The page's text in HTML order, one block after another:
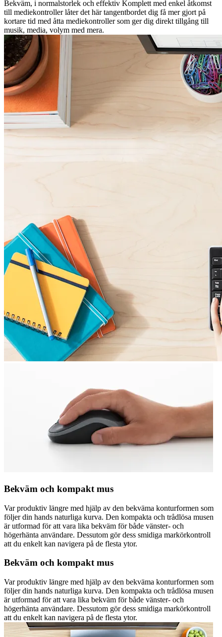
Bekväm, i normalstorlek och effektiv Komplett med enkel åtkomst
till mediekontroller låter det här tangentbordet dig få mer gjort på
kortare tid med åtta mediekontroller som ger dig direkt tillgång till
musik, media, volym med mera.
Bekväm och kompakt mus
Var produktiv längre med hjälp av den bekväma konturformen som
följer din hands naturliga kurva. Den kompakta och trådlösa musen
är utformad för att vara lika bekväm för både vänster- och
högerhänta användare. Dessutom gör dess smidiga markörkontroll
att du enkelt kan navigera på de flesta ytor.
Bekväm och kompakt mus
Var produktiv längre med hjälp av den bekväma konturformen som
följer din hands naturliga kurva. Den kompakta och trådlösa musen
är utformad för att vara lika bekväm för både vänster- och
högerhänta användare. Dessutom gör dess smidiga markörkontroll
att du enkelt kan navigera på de flesta ytor.